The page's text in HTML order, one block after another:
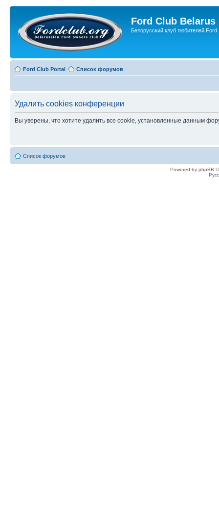
Ford Club Belarus
Белорусский клуб любителей Ford
Ford Club Portal Список форумов
Удалить cookies конференции
Вы уверены, что хотите удалить все cookie, установленные данным
Список форумов
Powered by phpBB